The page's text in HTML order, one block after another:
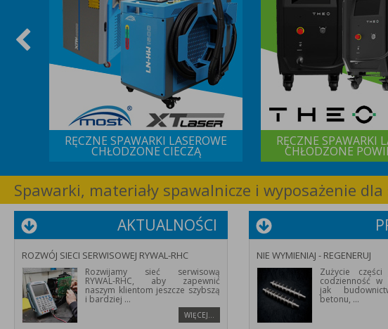
RĘCZNE SPAWARKI LASEROWE
CHŁODZONE CIECZĄ
RĘCZNE SPAWARKI
CHŁODZONE
Spawarki, materiały spawalnicze i wyposażenie dla
AKTUALNOŚCI
ROZWÓJ SIECI SERWISOWEJ RYWAL-RHC
Rozwijamy sieć serwisową
RYWAL-RHC, aby zapewnić
naszym klientom jeszcze szybszą
i bardziej ...
WIĘCEJ…
NIE WYMIENIAJ - REGENERUJ
Zużycie
codzienność w
jak
betonu, ...